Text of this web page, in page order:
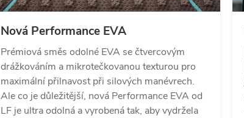
Nová Performance EVA
Prémiová směs odolné EVA se čtvercovým
drážkováním a mikrotečkovanou texturou pro
maximální přilnavost při silových manévrech.
Ale co je důležitější, nová Performance EVA od
LF je ultra odolná a vyrobená tak, aby vydržela